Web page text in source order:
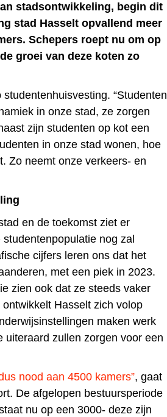
stadsontwikkeling, begin dit
stad Hasselt opvallend meer
Schepers roept nu om op
groei van deze koten zo
“Studenten
in onze stad, ze zorgen
zijn studenten op kot een
in onze stad wonen, hoe
Zo neemt onze verkeers- en
en de toekomst ziet er
nog zal
cijfers leren ons dat het
met een piek in 2023.
zien ook dat ze steeds vaker
Hasselt zich volop
maken werk
uiteraard zullen zorgen voor een
nood aan 4500 kamers”, gaat
De afgelopen bestuursperiode
nu op een 3000- deze zijn